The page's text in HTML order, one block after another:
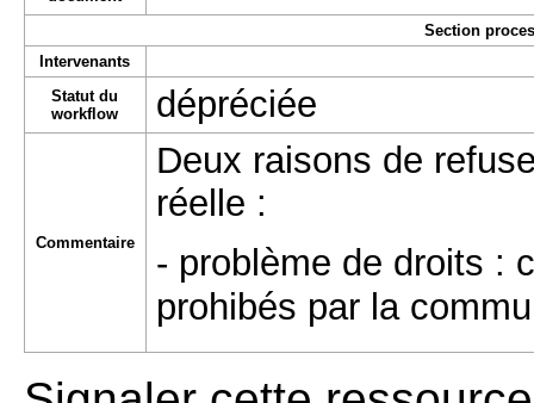
Section
Intervenants
Statut du
workflow
dépréciée
Commentaire
Deux raisons de
réelle :
- problème de droits :
prohibés par la